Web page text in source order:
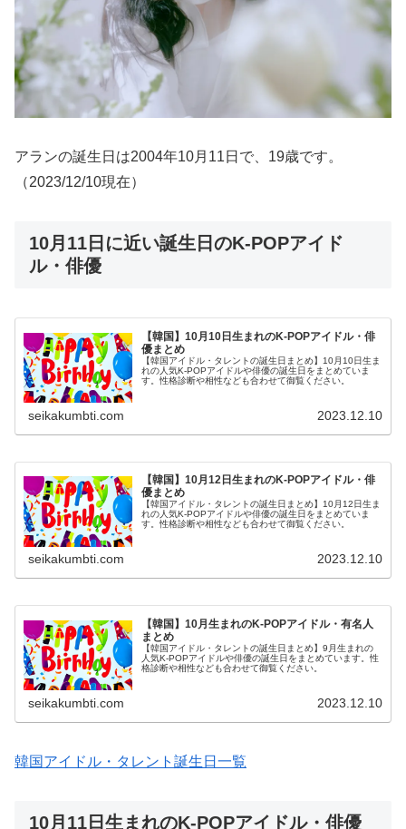
アランの誕生日は2004年10月11日で、19歳です。
（2023/12/10現在）
10月11日に近い誕生日のK-POPアイド
ル・俳優
【韓国】10月10日生まれのK-POPアイドル・俳
優まとめ
【韓国アイドル・タレントの誕生日まとめ】10月10日生ま
れの人気K-POPアイドルや俳優の誕生日をまとめていま
す。性格診断や相性なども合わせて御覧ください。
seikakumbti.com 2023.12.10
【韓国】10月12日生まれのK-POPアイドル・俳
優まとめ
【韓国アイドル・タレントの誕生日まとめ】10月12日生ま
れの人気K-POPアイドルや俳優の誕生日をまとめていま
す。性格診断や相性なども合わせて御覧ください。
seikakumbti.com 2023.12.10
【韓国】10月生まれのK-POPアイドル・有名人
まとめ
【韓国アイドル・タレントの誕生日まとめ】9月生まれの
人気K-POPアイドルや俳優の誕生日をまとめています。性
格診断や相性なども合わせて御覧ください。
seikakumbti.com 2023.12.10
韓国アイドル・タレント誕生日一覧
10月11日生まれのK-POPアイドル・俳優